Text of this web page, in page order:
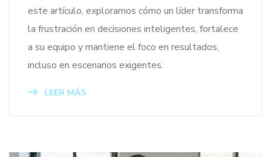
este artículo, exploramos cómo un líder transforma
la frustración en decisiones inteligentes, fortalece
a su equipo y mantiene el foco en resultados,
incluso en escenarios exigentes.
LEER MÁS